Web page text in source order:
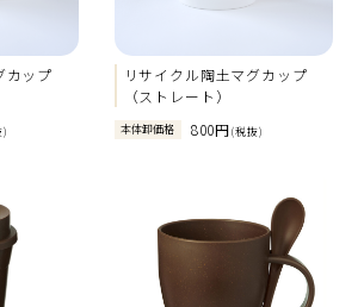
カップ
)
リサイクル陶土マグカップ
（ストレート）
本体卸価格 800円(税抜)